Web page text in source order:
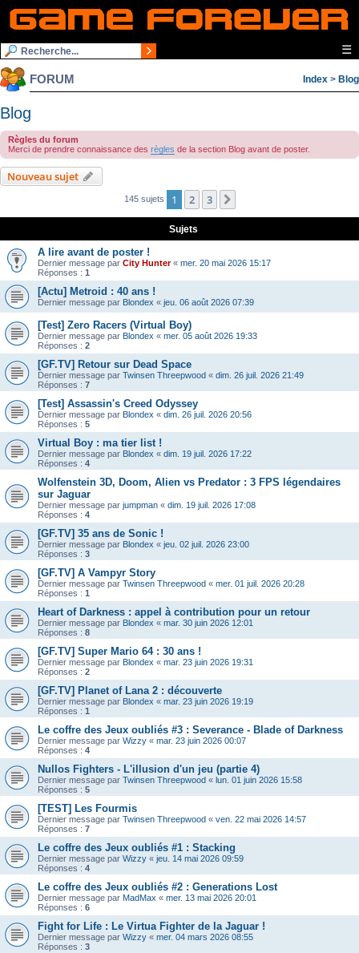
☰
FORUM Index > Blog
Blog
Règles du forum
Merci de prendre connaissance des règles de la section Blog avant de poster.
Nouveau sujet
145 sujets 1 2 3
Sujets
A lire avant de poster !
Dernier message par City Hunter« mer. 20 mai 2026 15:17
Réponses : 1
[Actu] Metroid : 40 ans !
Dernier message par Blondex « jeu. 06 août 2026 07:39
[Test] Zero Racers (Virtual Boy)
Dernier message par Blondex « mer. 05 août 2026 19:33
Réponses : 2
[GF.TV] Retour sur Dead Space
Dernier message par Twinsen Threepwood « dim. 26 juil. 2026 21:49
Réponses : 7
[Test] Assassin's Creed Odyssey
Dernier message par Blondex « dim. 26 juil. 2026 20:56
Réponses : 5
Virtual Boy : ma tier list !
Dernier message par Blondex « dim. 19 juil. 2026 17:22
Réponses : 4
Wolfenstein 3D, Doom, Alien vs Predator : 3 FPS légendaires
sur Jaguar
Dernier message par jumpman « dim. 19 juil. 2026 17:08
Réponses : 4
[GF.TV] 35 ans de Sonic !
Dernier message par Blondex « jeu. 02 juil. 2026 23:00
Réponses : 3
[GF.TV] A Vampyr Story
Dernier message par Twinsen Threepwood « mer. 01 juil. 2026 20:28
Réponses : 1
Heart of Darkness : appel à contribution pour un retour
Dernier message par Blondex « mar. 30 juin 2026 12:01
Réponses : 8
[GF.TV] Super Mario 64 : 30 ans !
Dernier message par Blondex « mar. 23 juin 2026 19:31
Réponses : 2
[GF.TV] Planet of Lana 2 : découverte
Dernier message par Blondex « mar. 23 juin 2026 19:19
Réponses : 1
Le coffre des Jeux oubliés #3 : Severance - Blade of Darkness
Dernier message par Wizzy « mar. 23 juin 2026 00:07
Réponses : 4
Nullos Fighters - L'illusion d'un jeu (partie 4)
Dernier message par Twinsen Threepwood « lun. 01 juin 2026 15:58
Réponses : 5
[TEST] Les Fourmis
Dernier message par Twinsen Threepwood « ven. 22 mai 2026 14:57
Réponses : 7
Le coffre des Jeux oubliés #1 : Stacking
Dernier message par Wizzy « jeu. 14 mai 2026 09:59
Réponses : 4
Le coffre des Jeux oubliés #2 : Generations Lost
Dernier message par MadMax « mer. 13 mai 2026 20:01
Réponses : 6
Fight for Life : Le Virtua Fighter de la Jaguar !
Dernier message par Wizzy « mer. 04 mars 2026 08:55
Réponses : 3